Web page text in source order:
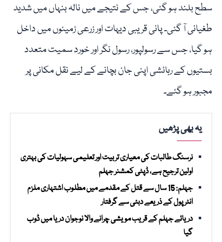
سطح بلند ہو گئی، جس کے نتیجے میں نالہ بنہاں میں شدید
طغیانی آ گئی۔ پانی قریبی دیہات اور زرعی زمینوں میں داخل
ہو گیا، جس سے رسولپور، رسول نگر اور خورد سمیت متعدد
بستیوں کے رہائشی اپنی جان بچانے کے لیے نقل مکانی پر
مجبور ہو گئے۔
یہ بھی پڑھیں
نرسنگ طالبات کی معیاری تربیت اور تعلیمی سہولیات کی بہتری
اولین ترجیح ہے، ڈپٹی کمشنر جہلم
جہلم: 15 سال سے قتل کے مقدمے میں مطلوب اشتہاری ملزم
انٹرپول کے ذریعے دبئی سے گرفتار
دریائے جہلم کے قریب مویشی چرانے والا نوجوان دریا میں ڈوب
گیا